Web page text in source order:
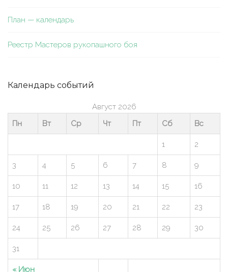
План — календарь
Реестр Мастеров рукопашного боя
Календарь событий
Август 2026
Пн
Вт Ср Чт Пт Сб Вс
« Июн
1 2
3 4 5 6 7 8 9
10 11 12 13 14 15 16
17 18 19 20 21 22 23
24 25 26 27 28 29 30
31